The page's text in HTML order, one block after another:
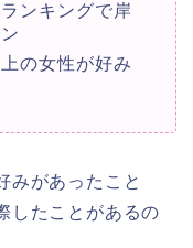
ンキングで岸
の女性が好み
みがあったこと
したことがあるの